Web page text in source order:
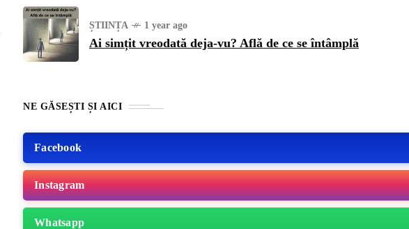
ȘTIINȚA 1 year ago
Ai simțit vreodată deja-vu? Află de ce se întâmplă
NE GĂSEȘTI ȘI AICI
Facebook
Instagram
Whatsapp